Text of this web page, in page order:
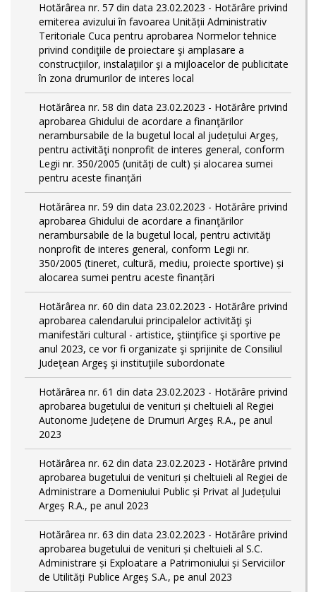
Hotărârea nr. 57 din data 23.02.2023 - Hotărâre privind
emiterea avizului în favoarea Unității Administrativ
Teritoriale Cuca pentru aprobarea Normelor tehnice
privind condiţiile de proiectare şi amplasare a
construcţiilor, instalaţiilor şi a mijloacelor de publicitate
în zona drumurilor de interes local
Hotărârea nr. 58 din data 23.02.2023 - Hotărâre privind
aprobarea Ghidului de acordare a finanţărilor
nerambursabile de la bugetul local al județului Argeș,
pentru activităţi nonprofit de interes general, conform
Legii nr. 350/2005 (unități de cult) și alocarea sumei
pentru aceste finanțări
Hotărârea nr. 59 din data 23.02.2023 - Hotărâre privind
aprobarea Ghidului de acordare a finanţărilor
nerambursabile de la bugetul local, pentru activităţi
nonprofit de interes general, conform Legii nr.
350/2005 (tineret, cultură, mediu, proiecte sportive) și
alocarea sumei pentru aceste finanțări
Hotărârea nr. 60 din data 23.02.2023 - Hotărâre privind
aprobarea calendarului principalelor activităţi şi
manifestări cultural - artistice, ştiinţifice şi sportive pe
anul 2023, ce vor fi organizate şi sprijinite de Consiliul
Judeţean Argeş şi instituţiile subordonate
Hotărârea nr. 61 din data 23.02.2023 - Hotărâre privind
aprobarea bugetului de venituri și cheltuieli al Regiei
Autonome Județene de Drumuri Argeș R.A., pe anul
2023
Hotărârea nr. 62 din data 23.02.2023 - Hotărâre privind
aprobarea bugetului de venituri și cheltuieli al Regiei de
Administrare a Domeniului Public și Privat al Județului
Argeș R.A., pe anul 2023
Hotărârea nr. 63 din data 23.02.2023 - Hotărâre privind
aprobarea bugetului de venituri și cheltuieli al S.C.
Administrare și Exploatare a Patrimoniului și Serviciilor
de Utilități Publice Argeș S.A., pe anul 2023